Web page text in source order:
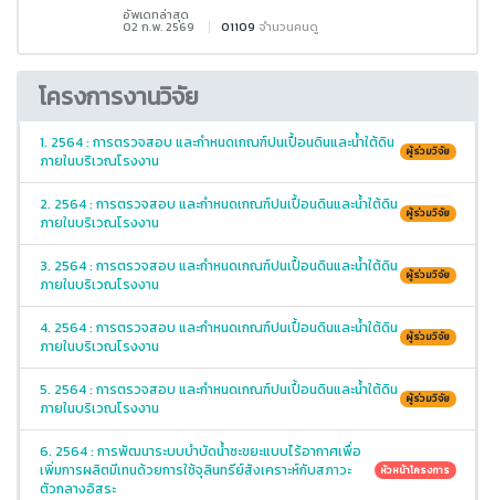
อัพเดทล่าสุด
02 ก.พ. 2569 01109 จำนวนคนดู
โครงการงานวิจัย
1. 2564 : การตรวจสอบ และกำหนดเกณฑ์ปนเปื้อนดินและน้ำใต้ดิน
ภายในบริเวณโรงงาน
ผู้ร่วมวิจัย
2. 2564 : การตรวจสอบ และกำหนดเกณฑ์ปนเปื้อนดินและน้ำใต้ดิน
ภายในบริเวณโรงงาน
ผู้ร่วมวิจัย
3. 2564 : การตรวจสอบ และกำหนดเกณฑ์ปนเปื้อนดินและน้ำใต้ดิน
ภายในบริเวณโรงงาน
ผู้ร่วมวิจัย
4. 2564 : การตรวจสอบ และกำหนดเกณฑ์ปนเปื้อนดินและน้ำใต้ดิน
ภายในบริเวณโรงงาน
ผู้ร่วมวิจัย
5. 2564 : การตรวจสอบ และกำหนดเกณฑ์ปนเปื้อนดินและน้ำใต้ดิน
ภายในบริเวณโรงงาน
ผู้ร่วมวิจัย
6. 2564 : การพัฒนาระบบบำบัดน้ำซะขยะแบบไร้อากาศเพื่อ
เพิ่มการผลิตมีเทนด้วยการใช้จุลินทรีย์สังเคราะห์กับสภาวะ
ตัวกลางอิสระ
หัวหน้าโครงการ